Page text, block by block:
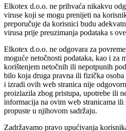
Elkotex d.o.o. ne prihvaća nikakvu
viruse koji se mogu prenijeti na
preporučuje da korisnici budu
virusa prije preuzimanja podataka s
Elkotex d.o.o. ne odgovara za
moguće netočnosti podataka, kao i za
korištenjem netočnih ili nepotpunih
bilo koja druga pravna ili fizička
i izradi ovih web stranica nije
proizlazila zbog pristupa, upotrebe ili
informacija na ovim web stranicama
propuste u njihovom sadržaju.
Zadržavamo pravo upućivanja